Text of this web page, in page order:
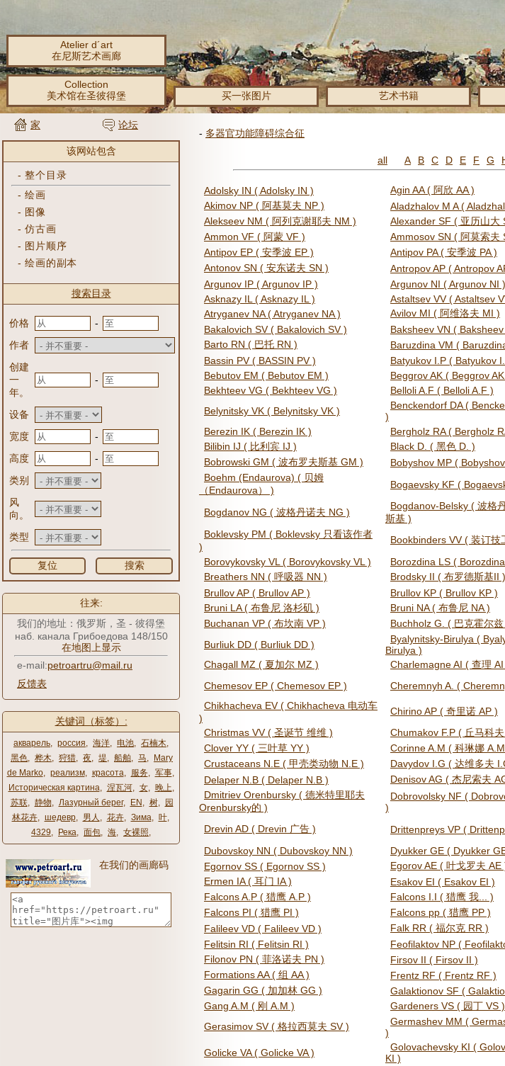
Atelier d´art
在尼斯艺术画廊
Collection
美术馆在圣彼得堡
买一张图片 艺术书籍
家 论坛
该网站包含
-整个目录
-绘画
- 图像
-仿古画
- 图片顺序
-绘画的副本
搜索目录
价格
-
作者
创建
一
年。
-
设备
宽度
-
高度
-
类别
风
向。
类型
复位 搜索
往来:
我们的地址：俄罗斯，圣 - 彼得堡
наб. канала Грибоедова 148/150
在地图上显示
e-mail:petroartru@mail.ru
反馈表
关键词（标签）:
акварель, россия, 海洋, 电池, 石楠木,
黑色, 桦木, 狩猎, 夜, 堤, 船舶, 马,
Mary
de Marko, реализм, красота, 服务, 军事,
Историческая картина, 涅瓦河, 女, 晚上,
苏联, 静物, Лазурный берег, EN , 树,
园
林花卉, шедевр, 男人 , 花卉, Зима, 叶,
4329, Река, 面包, 海, 女裸照,
在我们的画廊码
- 多器官功能障碍综合征
all A B C D E F G
Adolsky IN ( Adolsky IN ) Agin AA ( 阿欣 AA )
Akimov NP ( 阿基莫夫 NP )
Aladzhalov M A (
Alekseev NM ( 阿列克谢耶夫 NM )
Alexander SF ( 亚历山大
Ammon VF ( 阿蒙 VF )
Ammosov SN ( 阿莫索夫
Antipov EP ( 安季波 EP )
Antipov PA ( 安季波 PA )
Antonov SN ( 安东诺夫 SN )
Antropov AP ( Antropov
Argunov IP ( Argunov IP )
Argunov NI ( Argunov NI )
Asknazy IL ( Asknazy IL )
Astaltsev VV ( Astaltsev
Atryganev NA ( Atryganev NA )
Avilov MI ( 阿维洛夫 MI )
Bakalovich SV ( Bakalovich SV )
Baksheev VN (
Barto RN ( 巴托 RN )
Baruzdina VM (
Bassin PV ( BASSIN PV )
Batyukov I.P ( Batyukov
Bebutov EM ( Bebutov EM )
Beggrov AK ( Beggrov
Bekhteev VG ( Bekhteev VG )
Belloli A.F ( Belloli A.F )
Belynitsky VK ( Belynitsky VK )
Benckendorf DA (
)
Berezin IK ( Berezin IK )
Bergholz RA ( Bergholz
Bilibin IJ ( 比利宾 IJ )
Black D. ( 黑色 D. )
Bobrowski GM ( 波布罗夫斯基 GM )
Bobyshov MP (
Boehm (Endaurova) ( 贝姆
（Endaurova） )
Bogaevsky KF (
Bogdanov NG ( 波格丹诺夫 NG )
Bogdanov-Belsky ( 波格
斯基 )
Boklevsky PM ( Boklevsky 只看该作者
)
Bookbinders VV ( 装订技
Borovykovsky VL ( Borovykovsky VL )
Borozdina LS (
Breathers NN ( 呼吸器 NN )
Brodsky II ( 布罗德斯基II )
Brullov AP ( Brullov AP )
Brullov KP ( Brullov KP )
Bruni LA ( 布鲁尼 洛杉矶 )
Bruni NA ( 布鲁尼 NA )
Buchanan VP ( 布坎南 VP )
Buchholz G. ( 巴克霍尔
Burliuk DD ( Burliuk DD )
Byalynitsky-Birulya (
Birulya )
Chagall MZ ( 夏加尔 MZ )
Charlemagne AI ( 查理 AI
Chemesov EP ( Chemesov EP )
Cheremnyh A. (
Chikhacheva EV ( Chikhacheva 电动车
)
Chirino AP ( 奇里诺 AP )
Christmas VV ( 圣诞节 维维 )
Chumakov F.P ( 丘马科
Clover YY ( 三叶草 YY )
Corinne A.M ( 科琳娜
Crustaceans N.E ( 甲壳类动物 N.E )
Davydov I.G ( 达维多夫
Delaper N.B ( Delaper N.B )
Denisov AG ( 杰尼索夫
Dmitriev Orenbursky ( 德米特里耶夫
Orenbursky的 )
Dobrovolsky NF (
)
Drevin AD ( Drevin 广告 ) Drittenpreys VP (
Dubovskoy NN ( Dubovskoy NN )
Dyukker GE ( Dyukker
Egornov SS ( Egornov SS )
Egorov AE ( 叶戈罗夫 AE
Ermen IA ( 耳门 IA )
Esakov EI ( Esakov EI )
Falcons A.P ( 猎鹰 A​​.P )
Falcons I.I ( 猎鹰 我... )
Falcons PI ( 猎鹰 PI )
Falcons pp ( 猎鹰 PP )
Falileev VD ( Falileev VD )
Falk RR ( 福尔克 RR )
Felitsin RI ( Felitsin RI )
Feofilaktov NP (
Filonov PN ( 菲洛诺夫 PN )
Firsov II ( Firsov II )
Formations AA ( 组 AA )
Frentz RF ( Frentz RF )
Gagarin GG ( 加加林 GG )
Galaktionov SF (
Gang A.M ( 刚 A.M )
Gardeners VS ( 园丁 VS )
Gerasimov SV ( 格拉西莫夫 SV )
Germashev MM (
)
Golicke VA ( Golicke VA )
Golovachevsky KI (
KI )